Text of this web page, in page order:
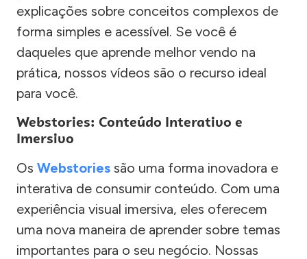
explicações sobre conceitos complexos de
forma simples e acessível. Se você é
daqueles que aprende melhor vendo na
prática, nossos vídeos são o recurso ideal
para você.
Webstories: Conteúdo Interativo e
Imersivo
Os Webstories são uma forma inovadora e
interativa de consumir conteúdo. Com uma
experiência visual imersiva, eles oferecem
uma nova maneira de aprender sobre temas
importantes para o seu negócio. Nossas